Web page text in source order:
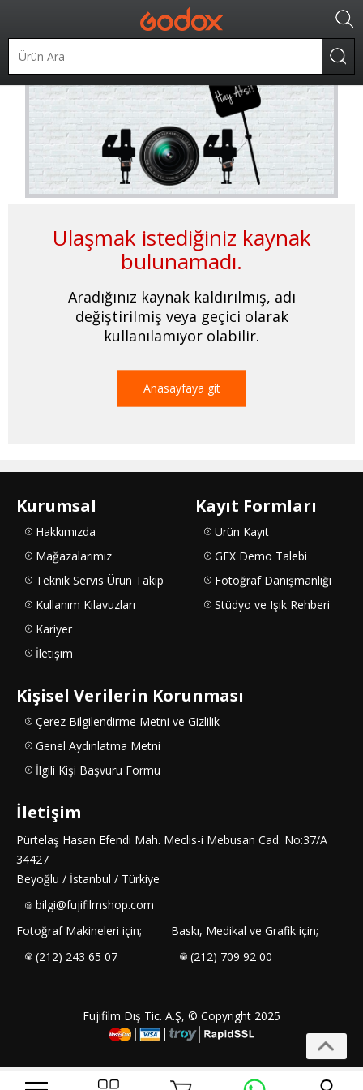
Ulaşmak istediğiniz kaynak
bulunamadı.
Aradığınız kaynak kaldırılmış, adı
değiştirilmiş veya geçici olarak
kullanılamıyor olabilir.
Anasayfaya git
Kurumsal
Hakkımızda
Mağazalarımız
Teknik Servis Ürün Takip
Kullanım Kılavuzları
Kariyer
İletişim
Kayıt Formları
Ürün Kayıt
GFX Demo Talebi
Fotoğraf Danışmanlığı
Stüdyo ve Işık Rehberi
Kişisel Verilerin Korunması
Çerez Bilgilendirme Metni ve Gizlilik
Genel Aydınlatma Metni
İlgili Kişi Başvuru Formu
İletişim
Pürtelaş Hasan Efendi Mah. Meclis-i Mebusan Cad. No:37/A
34427
Beyoğlu / İstanbul / Türkiye
bilgi@fujifilmshop.com
Fotoğraf Makineleri için;
(212) 243 65 07
Baskı, Medikal ve Grafik için;
(212) 709 92 00
Fujifilm Dış Tic. A.Ş, © Copyright 2025